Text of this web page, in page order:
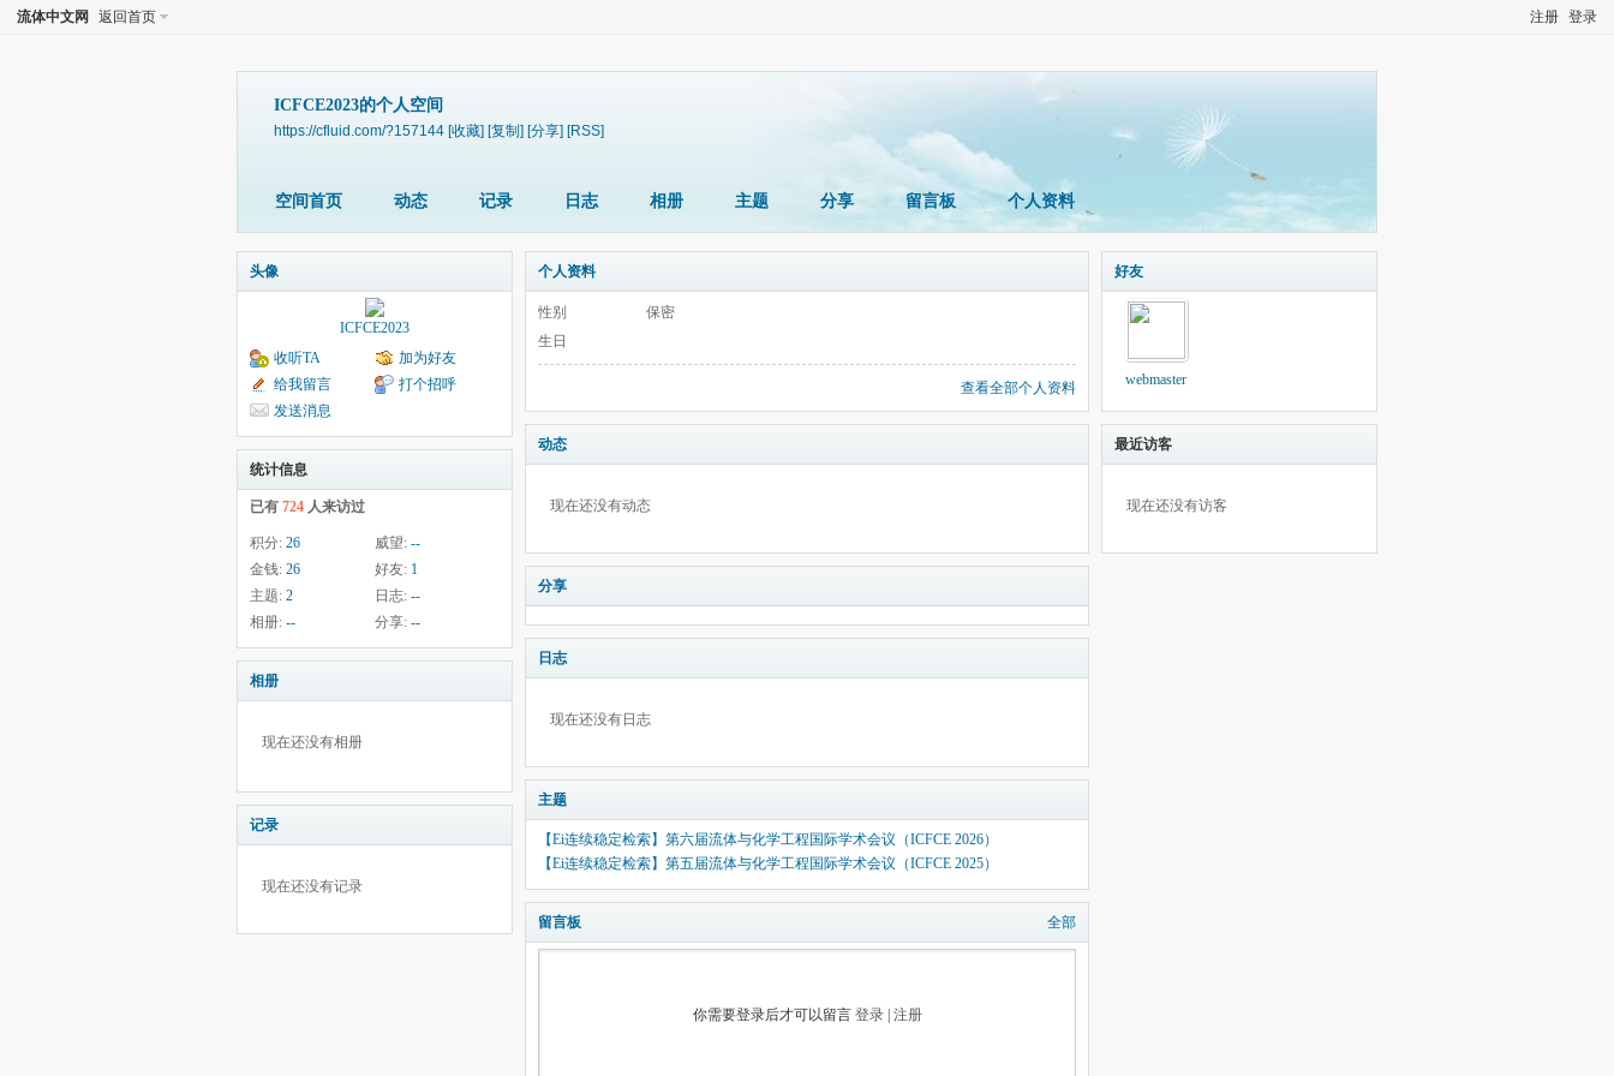
注册 登录
流体中文网 返回首页
ICFCE2023的个人空间
https://cfluid.com/?157144 [收藏] [复制] [分享] [RSS]
空间首页 动态 记录 日志 相册 主题 分享 留言板 个人资料
头像
ICFCE2023
收听TA
加为好友
给我留言
打个招呼
发送消息
统计信息
已有 724 人来访过
积分: 26 威望: --
金钱: 26 好友: 1
主题: 2 日志: --
相册: -- 分享: --
相册
现在还没有相册
记录
现在还没有记录
个人资料
性别
保密
生日
查看全部个人资料
动态
现在还没有动态
分享
日志
现在还没有日志
主题
【Ei连续稳定检索】第六届流体与化学工程国际学术会议（ICFCE 2026）
【Ei连续稳定检索】第五届流体与化学工程国际学术会议（ICFCE 2025）
留言板 全部
你需要登录后才可以留言 登录| 注册
好友
webmaster
最近访客
现在还没有访客